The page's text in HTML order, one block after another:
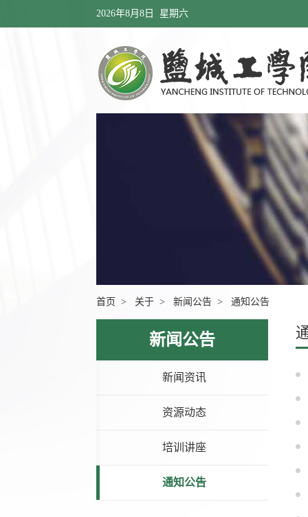
2026年8月8日 星期六
首页 > 关于 > 新闻公告 > 通知公告
新闻公告
新闻资讯
资源动态
培训讲座
通知公告